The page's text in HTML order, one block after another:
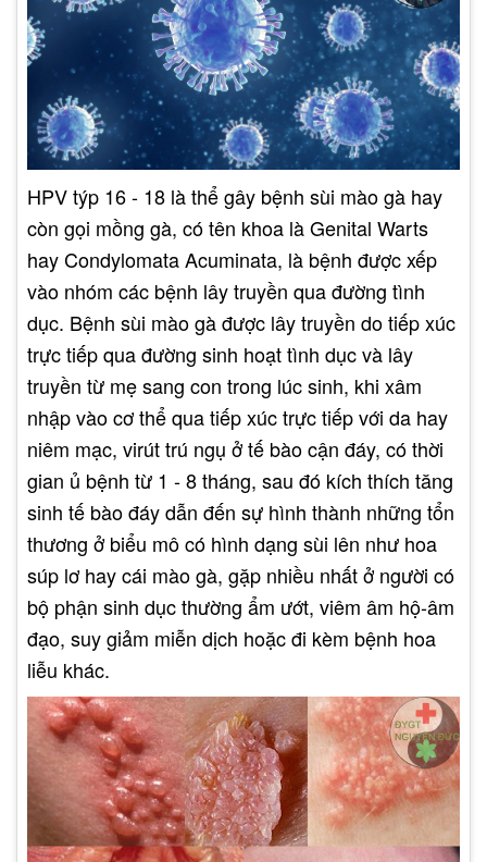
HPV týp 16 - 18 là thể gây bệnh sùi mào gà hay
còn gọi mồng gà, có tên khoa là Genital Warts
hay Condylomata Acuminata, là bệnh được xếp
vào nhóm các bệnh lây truyền qua đường tình
dục. Bệnh sùi mào gà được lây truyền do tiếp xúc
trực tiếp qua đường sinh hoạt tình dục và lây
truyền từ mẹ sang con trong lúc sinh, khi xâm
nhập vào cơ thể qua tiếp xúc trực tiếp với da hay
niêm mạc, virút trú ngụ ở tế bào cận đáy, có thời
gian ủ bệnh từ 1 - 8 tháng, sau đó kích thích tăng
sinh tế bào đáy dẫn đến sự hình thành những tổn
thương ở biểu mô có hình dạng sùi lên như hoa
súp lơ hay cái mào gà, gặp nhiều nhất ở người có
bộ phận sinh dục thường ẩm ướt, viêm âm hộ-âm
đạo, suy giảm miễn dịch hoặc đi kèm bệnh hoa
liễu khác.